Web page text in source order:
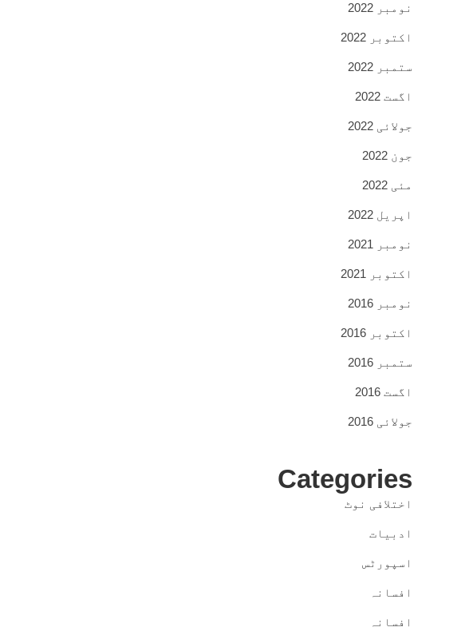
نومبر 2022
اکتوبر 2022
ستمبر 2022
اگست 2022
جولائی 2022
جون 2022
مئی 2022
اپریل 2022
نومبر 2021
اکتوبر 2021
نومبر 2016
اکتوبر 2016
ستمبر 2016
اگست 2016
جولائی 2016
Categories
اختلافی نوٹ
ادبیات
اسپورٹس
افسانہ
افسانہ